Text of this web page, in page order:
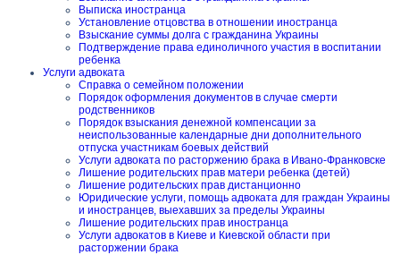
Выписка иностранца
Установление отцовства в отношении иностранца
Взыскание суммы долга с гражданина Украины
Подтверждение права единоличного участия в воспитании
ребенка
Услуги адвоката
Справка о семейном положении
Порядок оформления документов в случае смерти
родственников
Порядок взыскания денежной компенсации за
неиспользованные календарные дни дополнительного
отпуска участникам боевых действий
Услуги адвоката по расторжению брака в Ивано-Франковске
Лишение родительских прав матери ребенка (детей)
Лишение родительских прав дистанционно
Юридические услуги, помощь адвоката для граждан Украины
и иностранцев, выехавших за пределы Украины
Лишение родительских прав иностранца
Услуги адвокатов в Киеве и Киевской области при
расторжении брака